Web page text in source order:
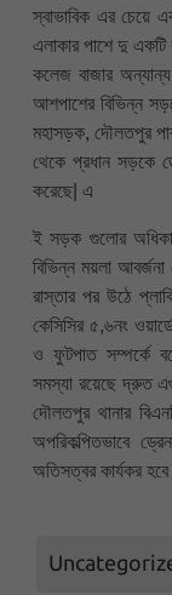
স্বাভাবিক এর চেয়ে
এলাকার পাশে দু
কলেজ বাজার
আশপাশের বিভিন্ন
মহাসড়ক, দৌলতপুর
থেকে প্রধান সড়কে
করেছে| এ
ই সড়ক গুলোর
বিভিন্ন ময়লা আবর্জনা
রাস্তার পর উঠে
কেসিসির ৫,৬নং
ও ফুটপাত সম্পর্কে
সমস্যা রয়েছে দ্রুত
দৌলতপুর থানার
অপরিকল্পিতভাবে
অতিসত্বর কার্যকর